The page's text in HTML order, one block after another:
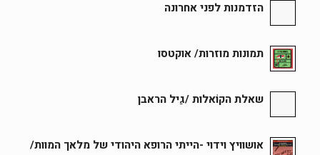
הזדמנות לפני אחרונה
תמונות מוזרות/ אוקטסו
שאלת הקוֹאלות /גַיל הראבן
אושוויץ וידוי -הייתי הרופא היהודי של מלאך המוות/